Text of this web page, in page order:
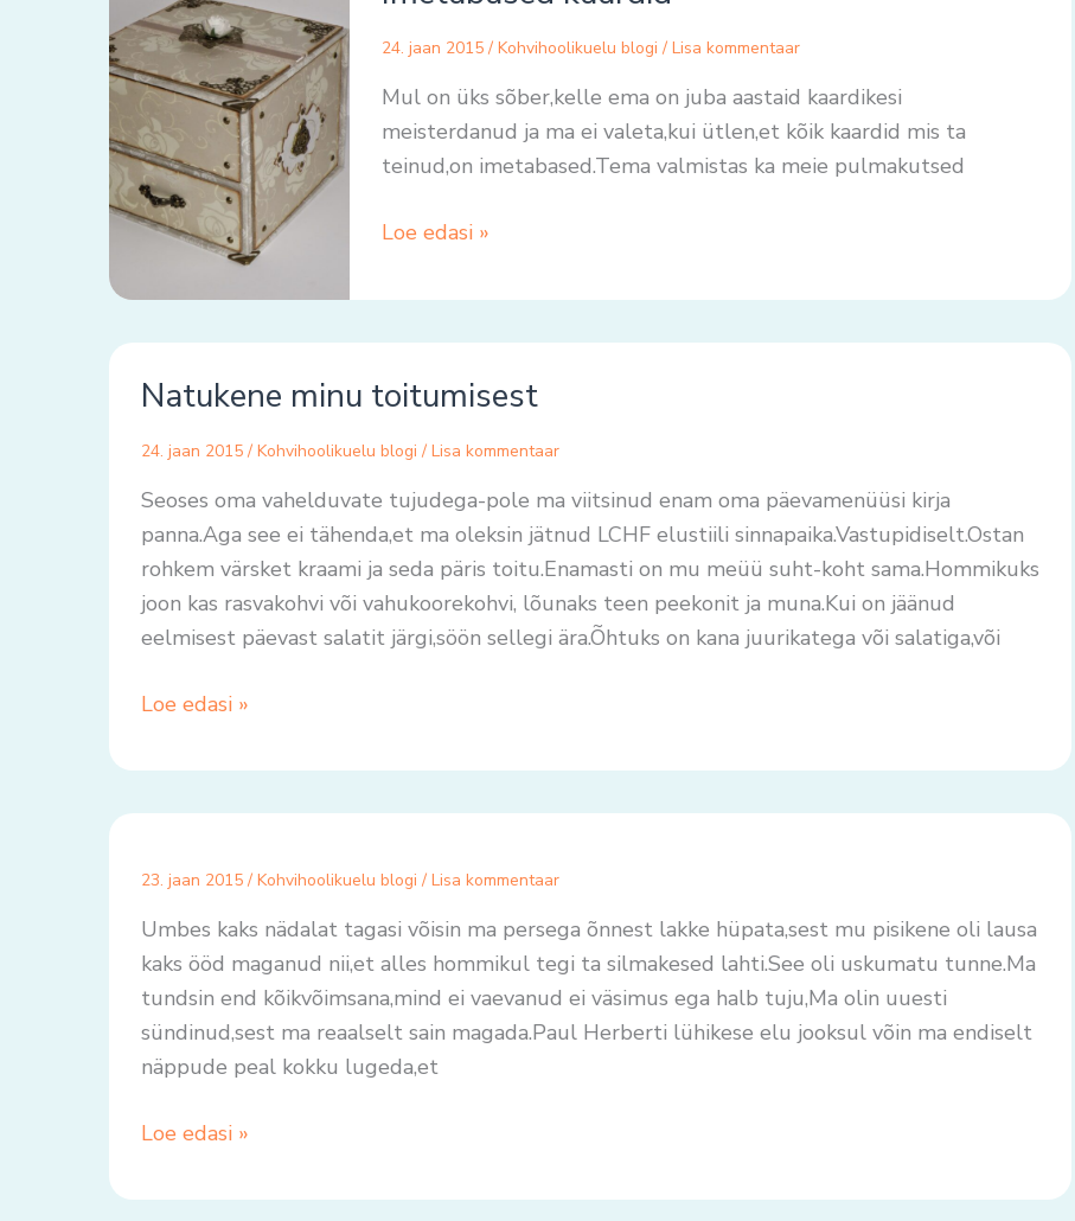
24. jaan 2015 / Kohvihoolikuelu blogi / Lisa kommentaar
Mul on üks sõber,kelle ema on juba aastaid kaardikesi
meisterdanud ja ma ei valeta,kui ütlen,et kõik kaardid mis ta
teinud,on imetabased.Tema valmistas ka meie pulmakutsed
Loe edasi »
Natukene minu toitumisest
24. jaan 2015 / Kohvihoolikuelu blogi / Lisa kommentaar
Seoses oma vahelduvate tujudega-pole ma viitsinud enam oma päevamenüüsi kirja
panna.Aga see ei tähenda,et ma oleksin jätnud LCHF elustiili sinnapaika.Vastupidiselt.Ostan
rohkem värsket kraami ja seda päris toitu.Enamasti on mu meüü suht-koht sama.Hommikuks
joon kas rasvakohvi või vahukoorekohvi, lõunaks teen peekonit ja muna.Kui on jäänud
eelmisest päevast salatit järgi,söön sellegi ära.Õhtuks on kana juurikatega või salatiga,või
minu
Loe edasi »
23. jaan 2015 / Kohvihoolikuelu blogi / Lisa kommentaar
Umbes kaks nädalat tagasi võisin ma persega õnnest lakke hüpata,sest mu pisikene oli lausa
kaks ööd maganud nii,et alles hommikul tegi ta silmakesed lahti.See oli uskumatu tunne.Ma
tundsin end kõikvõimsana,mind ei vaevanud ei väsimus ega halb tuju,Ma olin uuesti
sündinud,sest ma reaalselt sain magada.Paul Herberti lühikese elu jooksul võin ma endiselt
näppude peal kokku lugeda,et
Loe edasi »